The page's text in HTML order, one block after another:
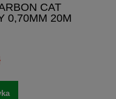
CAT
0,70MM 20M